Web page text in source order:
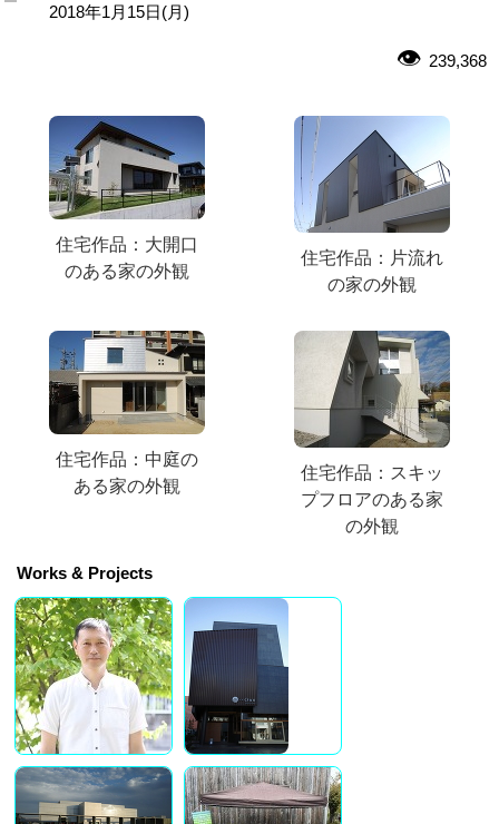
2018年1月15日(月)
239,368
住宅作品：大開口
のある家の外観
住宅作品：片流れ
の家の外観
住宅作品：中庭の
ある家の外観
住宅作品：スキッ
プフロアのある家
の外観
Works & Projects